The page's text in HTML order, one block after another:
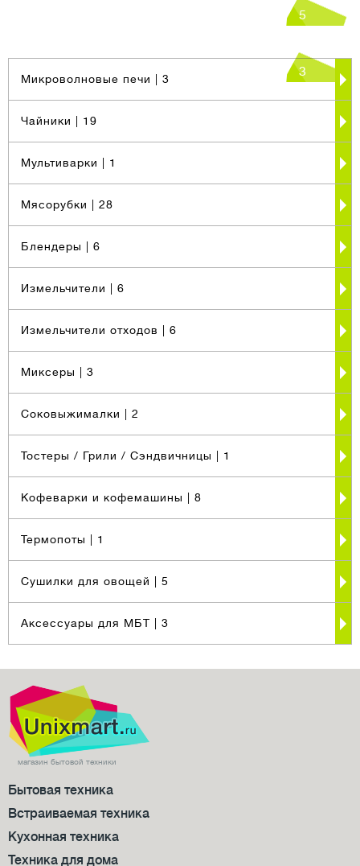
5
3
Микроволновые печи | 3
Чайники | 19
Мультиварки | 1
Мясорубки | 28
Блендеры | 6
Измельчители | 6
Измельчители отходов | 6
Миксеры | 3
Соковыжималки | 2
Тостеры / Грили / Сэндвичницы | 1
Кофеварки и кофемашины | 8
Термопоты | 1
Сушилки для овощей | 5
Аксессуары для МБТ | 3
магазин бытовой техники
Бытовая техника
Встраиваемая техника
Кухонная техника
Техника для дома